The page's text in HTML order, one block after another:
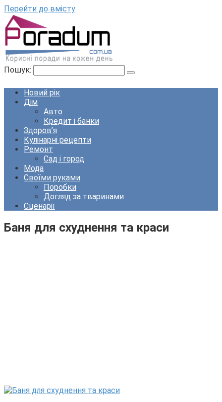
Перейти до вмісту
Пошук:
Новий рік
Дім
Авто
Кредит і банки
Здоров’я
Кулінарні рецепти
Ремонт
Сад і город
Мода
Своїми руками
Поробки
Догляд за тваринами
Сценарії
Баня для схуднення та краси